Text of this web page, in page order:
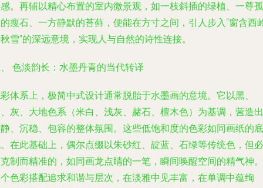
。再辅以精心布置的室内微景观，如一枝斜插的绿植、一尊孤
瘦石、一方静默的苔藓，便能在方寸之间，引人步入“窗含西
雪”的深远意境，实现人与自然的诗性连接。
色淡韵长：水墨丹青的当代转译
体系上，极简中式设计通常脱胎于水墨画的意境。它以黑、
灰、大地色系（米白、浅灰、赭石、檀木色）为基调，营造出
、沉稳、包容的整体氛围。这些低饱和度的色彩如同画纸的底
在此基础上，偶尔点缀以朱砂红、靛蓝、石绿等传统色，但必
制而精准的，如同画龙点睛的一笔，瞬间唤醒空间的精气神。
色彩搭配追求和谐与层次，在淡雅中见丰富，在单调中蕴绚